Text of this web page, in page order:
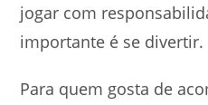
jogar com
importante é se divertir.
Para quem gosta de